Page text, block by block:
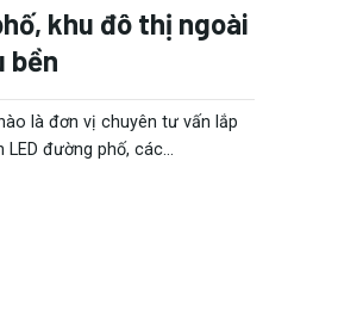
khu đô thị ngoài
bền
là đơn vị chuyên tư vấn lắp
đường phố, các...